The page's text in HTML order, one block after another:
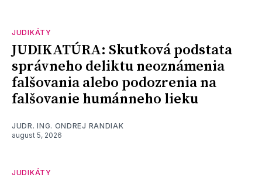
JUDIKÁTY
JUDIKATÚRA: Skutková podstata
správneho deliktu neoznámenia
falšovania alebo podozrenia na
falšovanie humánneho lieku
JUDR. ING. ONDREJ RANDIAK
august 5, 2026
JUDIKÁTY